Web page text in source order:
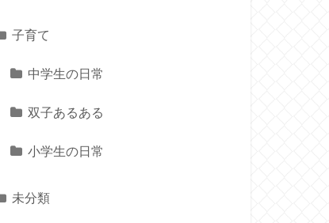
子育て
中学生の日常
双子あるある
小学生の日常
未分類